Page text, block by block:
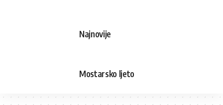
Najnovije
Mostarsko ljeto